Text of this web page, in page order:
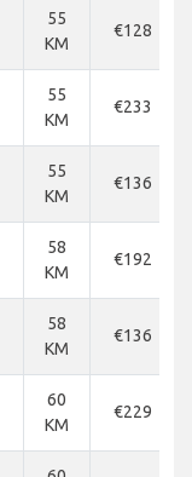
55
KM
€128
55
KM
€233
55
KM
€136
58
KM
€192
58
KM
€136
60
KM
€229